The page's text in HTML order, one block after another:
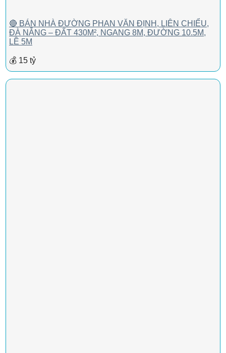
🔴 BÁN NHÀ ĐƯỜNG PHAN VĂN ĐỊNH, LIÊN CHIỂU,
ĐÀ NẴNG – ĐẤT 430M², NGANG 8M, ĐƯỜNG 10.5M,
LỀ 5M
💰 15 tỷ